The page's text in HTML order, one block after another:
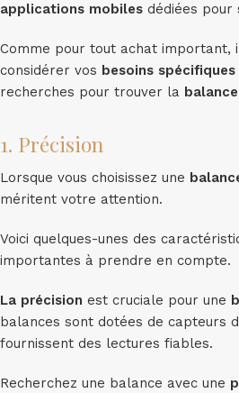
applications mobiles dédiées pour
Comme pour tout achat important,
considérer vos besoins spécifiques
recherches pour trouver la balance
1. Précision
Lorsque vous choisissez une
méritent votre attention.
Voici quelques-unes des
importantes à prendre en compte.
La précision est cruciale pour une
balances sont dotées de capteurs
fournissent des lectures fiables.
Recherchez une balance avec une